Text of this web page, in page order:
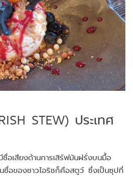
STEW) ประเทศ
ชื่อเสียงด้านการเสิร์ฟมันฝรั่งบนมื้อ
ชื่อของชาวไอริชก็คือสตูว์ ซึ่งเป็นซุปที่